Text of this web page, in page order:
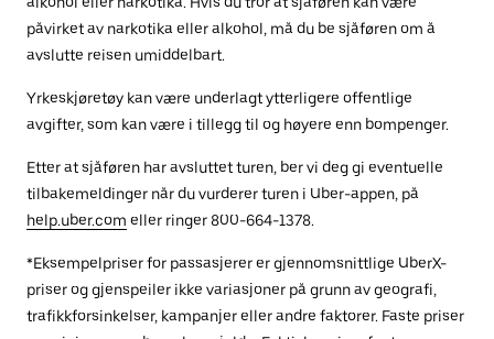
påvirket av narkotika eller alkohol, må du be sjåføren om å
avslutte reisen umiddelbart.
Yrkeskjøretøy kan være underlagt ytterligere offentlige
avgifter, som kan være i tillegg til og høyere enn bompenger.
Etter at sjåføren har avsluttet turen, ber vi deg gi eventuelle
tilbakemeldinger når du vurderer turen i Uber-appen, på
help.uber.com eller ringer 800-664-1378.
*Eksempelpriser for passasjerer er gjennomsnittlige UberX-
priser og gjenspeiler ikke variasjoner på grunn av geografi,
trafikkforsinkelser, kampanjer eller andre faktorer. Faste priser